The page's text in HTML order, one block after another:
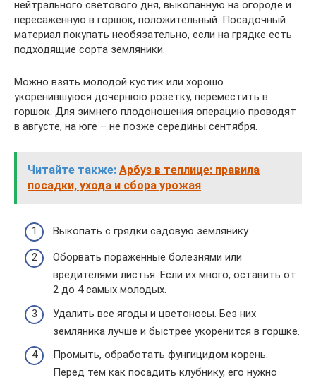
нейтрального светового дня, выкопанную на огороде и
пересаженную в горшок, положительный. Посадочный
материал покупать необязательно, если на грядке есть
подходящие сорта земляники.
Можно взять молодой кустик или хорошо
укоренившуюся дочернюю розетку, переместить в
горшок. Для зимнего плодоношения операцию проводят
в августе, на юге – не позже середины сентября.
Читайте также: Арбуз в теплице: правила
посадки, ухода и сбора урожая
Выкопать с грядки садовую землянику.
Оборвать пораженные болезнями или
вредителями листья. Если их много, оставить от
2 до 4 самых молодых.
Удалить все ягоды и цветоносы. Без них
земляника лучше и быстрее укоренится в горшке.
Промыть, обработать фунгицидом корень.
Перед тем как посадить клубнику, его нужно